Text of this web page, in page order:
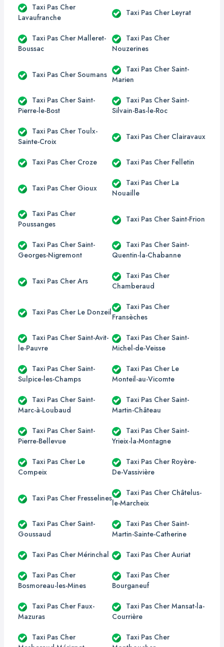
Taxi Pas Cher
Lavaufranche
Taxi Pas Cher Leyrat
Taxi Pas Cher Malleret-
Boussac
Taxi Pas Cher
Nouzerines
Taxi Pas Cher Soumans
Taxi Pas Cher Saint-
Marien
Taxi Pas Cher Saint-
Pierre-le-Bost
Taxi Pas Cher Saint-
Silvain-Bas-le-Roc
Taxi Pas Cher Toulx-
Sainte-Croix
Taxi Pas Cher Clairavaux
Taxi Pas Cher Croze Taxi Pas Cher Felletin
Taxi Pas Cher Gioux
Taxi Pas Cher La
Nouaille
Taxi Pas Cher
Poussanges
Taxi Pas Cher Saint-Frion
Taxi Pas Cher Saint-
Georges-Nigremont
Taxi Pas Cher Saint-
Quentin-la-Chabanne
Taxi Pas Cher Ars
Taxi Pas Cher
Chamberaud
Taxi Pas Cher Le Donzeil
Taxi Pas Cher
Fransèches
Taxi Pas Cher Saint-Avit-
le-Pauvre
Taxi Pas Cher Saint-
Michel-de-Veisse
Taxi Pas Cher Saint-
Sulpice-les-Champs
Taxi Pas Cher Le
Monteil-au-Vicomte
Taxi Pas Cher Saint-
Marc-à-Loubaud
Taxi Pas Cher Saint-
Martin-Château
Taxi Pas Cher Saint-
Pierre-Bellevue
Taxi Pas Cher Saint-
Yrieix-la-Montagne
Taxi Pas Cher Le
Compeix
Taxi Pas Cher Royère-
De-Vassivière
Taxi Pas Cher Fresselines
Taxi Pas Cher Châtelus-
le-Marcheix
Taxi Pas Cher Saint-
Goussaud
Taxi Pas Cher Saint-
Martin-Sainte-Catherine
Taxi Pas Cher Mérinchal Taxi Pas Cher Auriat
Taxi Pas Cher
Bosmoreau-les-Mines
Taxi Pas Cher
Bourganeuf
Taxi Pas Cher Faux-
Mazuras
Taxi Pas Cher Mansat-la-
Courrière
Taxi Pas Cher
Taxi Pas Cher